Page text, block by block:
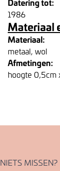
1986
Materiaal
Materiaal:
metaal, wol
Afmetingen:
hoogte 0,5cm
NIETS MISSEN?